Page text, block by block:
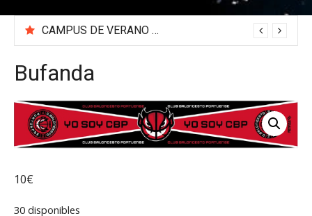
CAMPUS DE VERANO 2026
Bufanda
10€
30 disponibles